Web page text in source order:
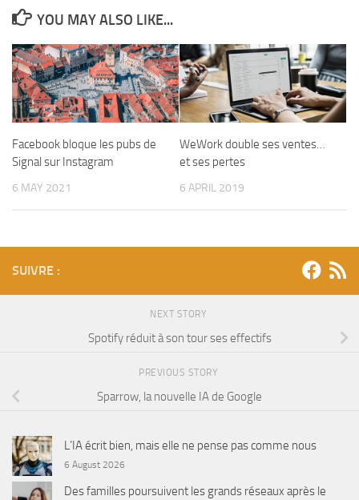
YOU MAY ALSO LIKE...
Facebook bloque les pubs de
Signal sur Instagram
6 MAY 2021
WeWork double ses ventes…
et ses pertes
6 APRIL 2019
SUIVRE :
NEXT STORY
Spotify réduit à son tour ses effectifs
PREVIOUS STORY
Sparrow, la nouvelle IA de Google
L’IA écrit bien, mais elle ne pense pas comme nous
6 August 2026
Des familles poursuivent les grands réseaux après le